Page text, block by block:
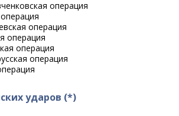
операция
операция
операция
операция
операция
ударов (*)